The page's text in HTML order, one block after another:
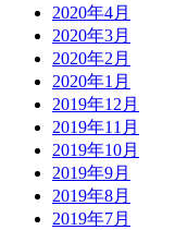
2020年4月
2020年3月
2020年2月
2020年1月
2019年12月
2019年11月
2019年10月
2019年9月
2019年8月
2019年7月